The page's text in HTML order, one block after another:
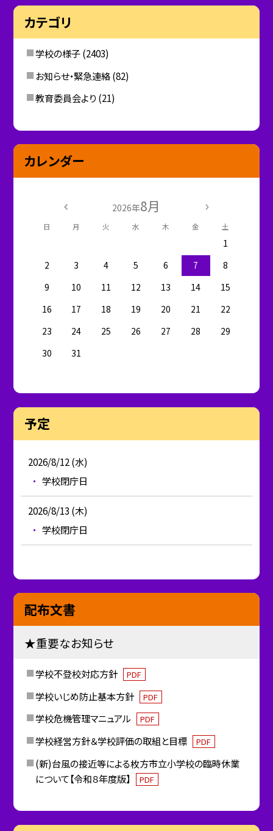
カテゴリ
学校の様子(2403)
お知らせ・緊急連絡(82)
教育委員会より (21)
カレンダー
2026年8月
日 月 火 水 木 金 土
1
2
3 4 5 6 7
8
9
10 11 12 13 14
15
16
17 18 19 20 21
22
23
24 25 26 27 28
29
30
31
予定
2026/8/12 (水)
学校閉庁日
2026/8/13 (木)
学校閉庁日
配布文書
★重要なお知らせ
学校不登校対応方針 PDF
学校いじめ防止基本方針 PDF
学校危機管理マニュアル PDF
学校経営方針＆学校評価の取組と目標 PDF
(新)台風の接近等による枚方市立小学校の臨時休業
について【令和８年度版】
PDF